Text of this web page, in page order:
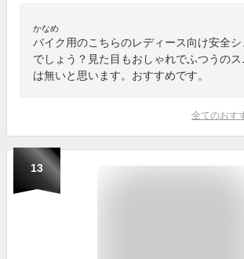
かなめ
バイク用のこちらのレディース向け安全
でしょう？見た目もおしゃれでふつうの
は無いと思います。おすすめです。
全てのおす
13